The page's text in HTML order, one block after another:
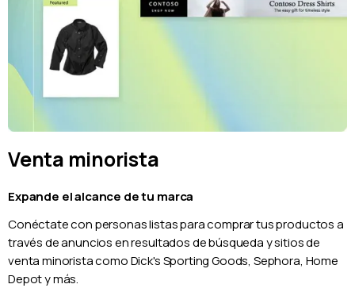
Venta minorista
Expande el alcance de tu marca
Conéctate con personas listas para comprar tus productos a
través de anuncios en resultados de búsqueda y sitios de
venta minorista como Dick's Sporting Goods, Sephora, Home
Depot y más.